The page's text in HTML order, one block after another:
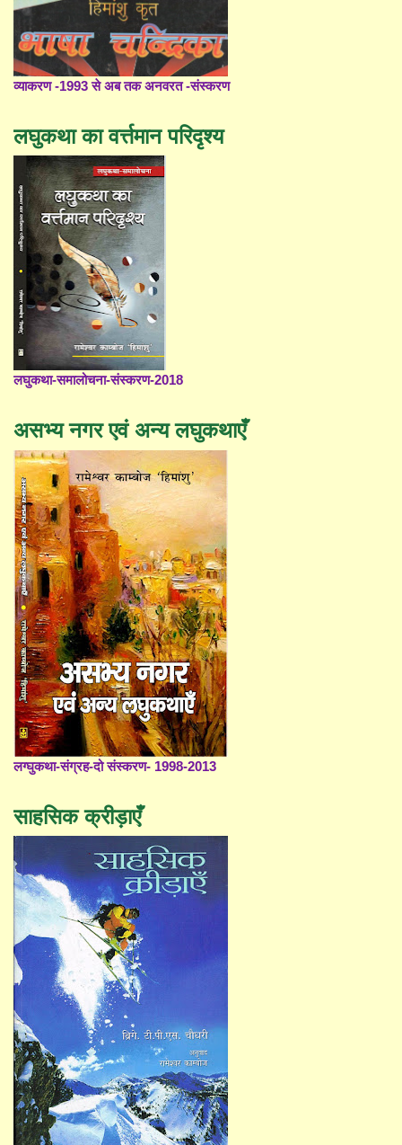
व्याकरण -1993 से अब तक अनवरत -संस्करण
लघुकथा का वर्त्तमान परिदृश्य
लघुकथा-समालोचना-संस्करण-2018
असभ्य नगर एवं अन्य लघुकथाएँ
लग्घुकथा-संग्रह-दो संस्करण- 1998-2013
साहसिक क्रीड़ाएँ